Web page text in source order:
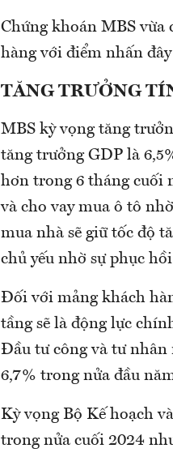
Chứng khoán MBS vừa
hàng với điểm nhấn
TĂNG TRƯỞNG
MBS kỳ vọng tăng
tăng trưởng GDP là
hơn trong 6 tháng cuối
và cho vay mua ô tô
mua nhà sẽ giữ tốc độ
chủ yếu nhờ sự phục
Đối với mảng khách
tầng sẽ là động lực
Đầu tư công và tư nhân
6,7% trong nửa đầu
Kỳ vọng Bộ Kế hoạch
trong nửa cuối 2024